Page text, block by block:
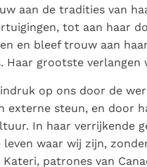
aan de tradities van
tot aan haar
en bleef trouw aan
Haar grootste
op ons door de
externe steun, en door
In haar verrijkende
leven waar wij zijn,
Kateri, patrones van